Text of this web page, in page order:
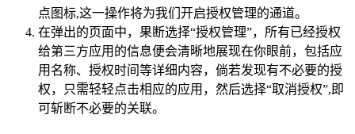
点图标,这一操作将为我们开启授权管理的通道。
在弹出的页面中，果断选择“授权管理”，所有已经授权
给第三方应用的信息便会清晰地展现在你眼前，包括应
用名称、授权时间等详细内容，倘若发现有不必要的授
权，只需轻轻点击相应的应用，然后选择“取消授权”,即
可斩断不必要的关联。